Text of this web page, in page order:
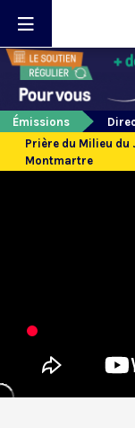
Émissions
Prière du Milieu du
Montmartre